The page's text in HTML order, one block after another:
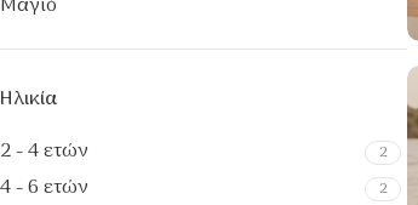
Ηλικία
2 - 4 ετών
2
4 - 6 ετών 2